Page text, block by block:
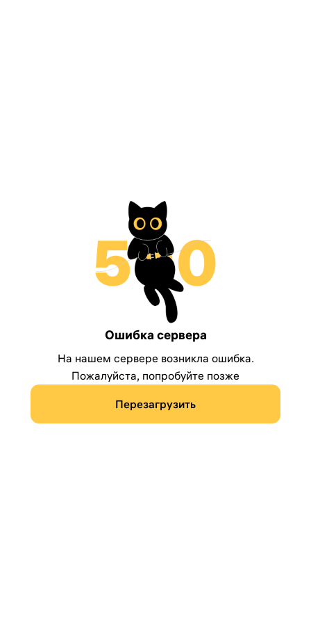
Ошибка сервера
На нашем сервере возникла ошибка.
Пожалуйста, попробуйте позже
Перезагрузить